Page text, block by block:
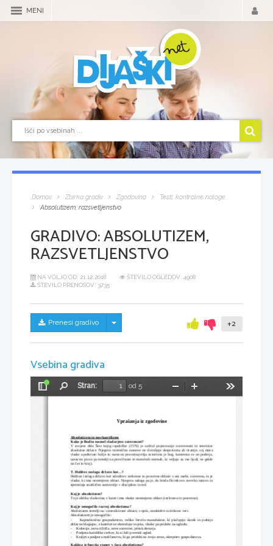
MENI
Domov Zbirka gradiv Zgodovina
Testi, kontrolne naloge
Absolutizem, razsvetljenstvo
GRADIVO:ABSOLUTIZEM,
RAZSVETLJENSTVO
NA VOLJO OD: 21.12.2018
ŠTEVILO OGLEDOV: 4908
ŠTEVILO PRENOSOV: 3735
Prenesi gradivo Skrij/prikaži meni +2
Vsebina gradiva
Preklopi
Stran:
od 5
Pomanjšaj
Vprašanja iz zgodovine
Absolutizem in merkantilizem
Kako je Bodin razmel vladarjevo suverenost?
V   svojem   delu   Šest   knjig   republike   (1576)   je   začrtal   pojmovanje   suverenosti   in   smernice
absolutne države. Njegova teoretična zasnove ne dovoljuje despotizma ali tiranije, saj mora
vladar upoštevati božje in naravno pravo(najvišja avtoriteta je bog, kateremu se on podreja,
naravno pravo pa temelji na pravičnosti in moralnih normah, ki veljajo za vse ljudi, ne gelde
na čas in kraj).
T. Hobbes razlaga državo kot...?
Hobbes razlaga državo kot združitev cerkvene in posvetne oblasti v eni osebi, suverenu, to je
vladar, ki ima neomejeno oblast. Njegova naloga pa je, da brzda človekovo zversko naravo in
spreminja anarhično samovoljo v disciplino in red.
Kaj je absolutizem?
To je oblika vladavine, v kateri ima vladar neomejeno oblast (cerkveno in posvetno).
Kaj je omogočilo razvoj absolutizma?
Abolutizem temelji na: centralizirani oblasti, vojski, uradništvi in državni veri.
Absolutizem je omogočilo:
-          Kapitalistično   gospodarstvo,   veliko   število   manufaktur,   ki   plačujejo   davek   in   polnijo
državno blagajno, s katerim se oborožuje vojska, vladar pa pridobi na ugledu.
-
Kolonije, nova tržišča, nove surovine, pritok denarja.
-
Podpora katoliške cerkve, ki si želi povrniti ugled.
-
Kraljeva podpora meščanstvu, ki ga pridobi na svojo stran, okrepitev gospodarstva.
Kakšna je funcija stanov v času absolutizma?